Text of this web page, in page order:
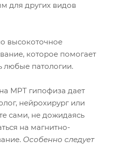
для других видов
высокоточное
которое помогает
любые патологии.
МРТ гипофиза дает
нейрохирург или
сами, не дожидаясь
на магнитно-
Особенно следует